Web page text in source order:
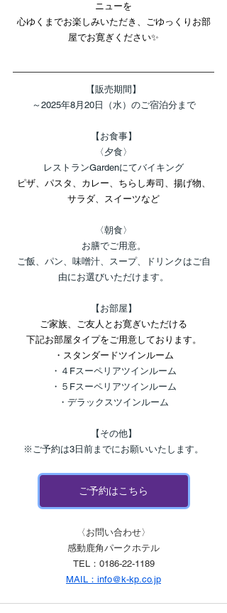
ニューを
心ゆくまでお楽しみいただき、ごゆっくりお部
屋でお寛ぎください✨
【販売期間】
～2025年8月20日（水）のご宿泊分まで
【お食事】
〈夕食〉
レストランGardenにてバイキング
ピザ、パスタ、カレー、ちらし寿司、揚げ物、
サラダ、スイーツなど
〈朝食〉
お膳でご用意。
ご飯、パン、味噌汁、スープ、ドリンクはご自
由にお選びいただけます。
【お部屋】
ご家族、ご友人とお寛ぎいただける
下記お部屋タイプをご用意しております。
・スタンダードツインルーム
・４Fスーペリアツインルーム
・５Fスーペリアツインルーム
・デラックスツインルーム
【その他】
※ご予約は3日前までにお願いいたします。
ご予約はこちら
〈お問い合わせ〉
感動鹿角パークホテル
TEL：0186-22-1189
MAIL：info@k-kp.co.jp